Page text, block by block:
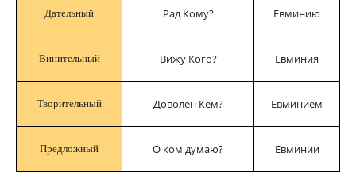
Дательный Рад Кому? Евминию
Винительный Вижу Кого? Евминия
Творительный Доволен Кем? Евминием
Предложный О ком думаю? Евминии